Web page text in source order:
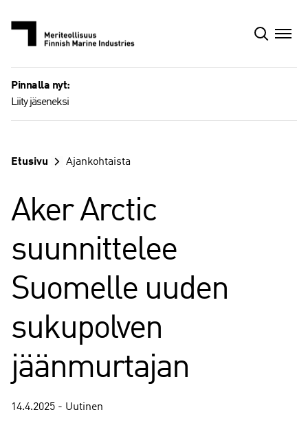
sisältöön
Pinnalla nyt:
Liity jäseneksi
Etusivu Ajankohtaista
Aker Arctic
suunnittelee
Suomelle uuden
sukupolven
jäänmurtajan
14.4.2025 - Uutinen